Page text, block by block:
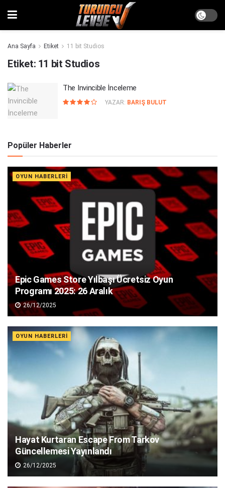
Ana Sayfa Etiket 11 bit Studios
Etiket: 11 bit Studios
The Invincible İnceleme
YAZAR: BARIŞ BULUT
Popüler Haberler
OYUN HABERLERI
Epic Games Store Yılbaşı Ücretsiz Oyun
Programı 2025: 26 Aralık
26/12/2025
OYUN HABERLERI
Hayat Kurtaran Escape From Tarkov
Güncellemesi Yayınlandı
26/12/2025